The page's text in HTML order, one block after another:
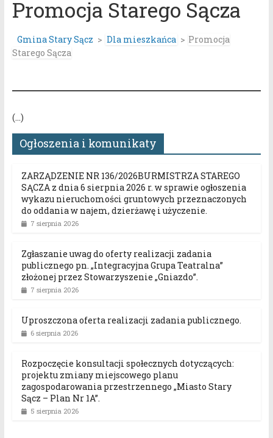
Promocja Starego Sącza
Gmina Stary Sącz > Dla mieszkańca > Promocja
Starego Sącza
(…)
Ogłoszenia i komunikaty
ZARZĄDZENIE NR 136/2026BURMISTRZA STAREGO
SĄCZA z dnia 6 sierpnia 2026 r. w sprawie ogłoszenia
wykazu nieruchomości gruntowych przeznaczonych
do oddania w najem, dzierżawę i użyczenie.
7 sierpnia 2026
Zgłaszanie uwag do oferty realizacji zadania
publicznego pn. „Integracyjna Grupa Teatralna”
złożonej przez Stowarzyszenie „Gniazdo”.
7 sierpnia 2026
Uproszczona oferta realizacji zadania publicznego.
6 sierpnia 2026
Rozpoczęcie konsultacji społecznych dotyczących:
projektu zmiany miejscowego planu
zagospodarowania przestrzennego „Miasto Stary
Sącz – Plan Nr 1A”.
5 sierpnia 2026